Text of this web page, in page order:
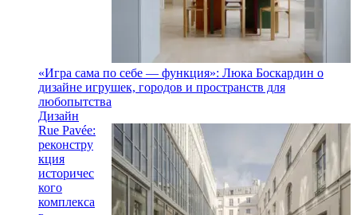
«Игра сама по себе — функция»: Люка Боскардин о
дизайне игрушек, городов и пространств для
любопытства
Дизайн
Rue Pavée:
реконстру
кция
историчес
кого
комплекса